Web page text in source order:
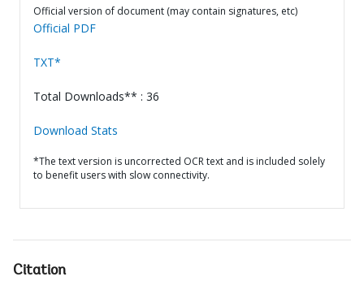
Official version of document (may contain signatures, etc)
Official PDF
TXT*
Total Downloads** : 36
Download Stats
*The text version is uncorrected OCR text and is included solely
to benefit users with slow connectivity.
Citation